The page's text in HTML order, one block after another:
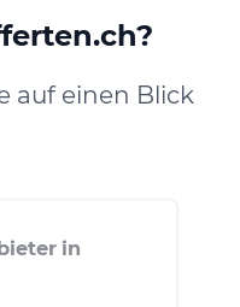
auf einen Blick
in